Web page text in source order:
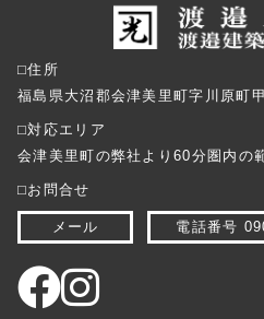
⬜︎住所
福島県大沼郡会津美里町字川原町
⬜︎対応エリア
会津美里町の弊社より60分圏内の
⬜︎お問合せ
メール 電話番号